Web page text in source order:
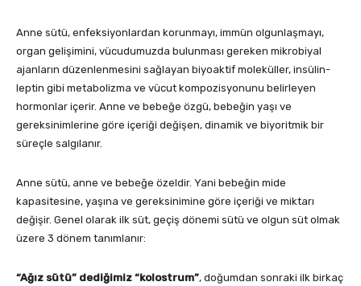
Anne sütü, enfeksiyonlardan korunmayı, immün olgunlaşmayı,
organ gelişimini, vücudumuzda bulunması gereken mikrobiyal
ajanların düzenlenmesini sağlayan biyoaktif moleküller, insülin-
leptin gibi metabolizma ve vücut kompozisyonunu belirleyen
hormonlar içerir. Anne ve bebeğe özgü, bebeğin yaşı ve
gereksinimlerine göre içeriği değişen, dinamik ve biyoritmik bir
süreçle salgılanır.
Anne sütü, anne ve bebeğe özeldir. Yani bebeğin mide
kapasitesine, yaşına ve gereksinimine göre içeriği ve miktarı
değişir. Genel olarak ilk süt, geçiş dönemi sütü ve olgun süt olmak
üzere 3 dönem tanımlanır:
“Ağız sütü” dediğimiz “kolostrum”, doğumdan sonraki ilk birkaç